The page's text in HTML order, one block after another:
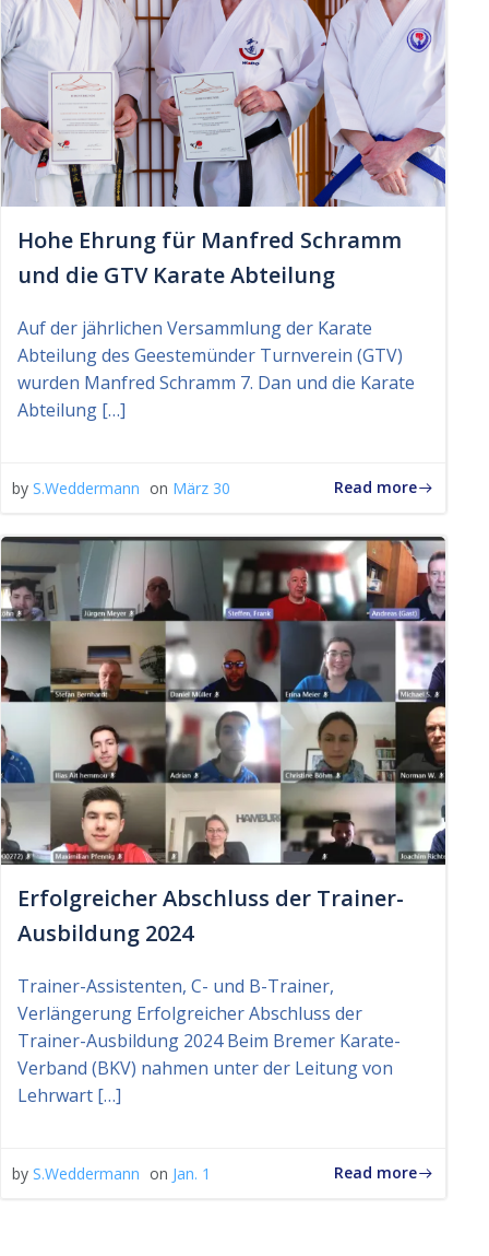
Hohe Ehrung für Manfred Schramm
und die GTV Karate Abteilung
Auf der jährlichen Versammlung der Karate
Abteilung des Geestemünder Turnverein (GTV)
wurden Manfred Schramm 7. Dan und die Karate
Abteilung […]
by S.Weddermann on März 30 Read more
Erfolgreicher Abschluss der Trainer-
Ausbildung 2024
Trainer-Assistenten, C- und B-Trainer,
Verlängerung Erfolgreicher Abschluss der
Trainer-Ausbildung 2024 Beim Bremer Karate-
Verband (BKV) nahmen unter der Leitung von
Lehrwart […]
by S.Weddermann on Jan. 1 Read more